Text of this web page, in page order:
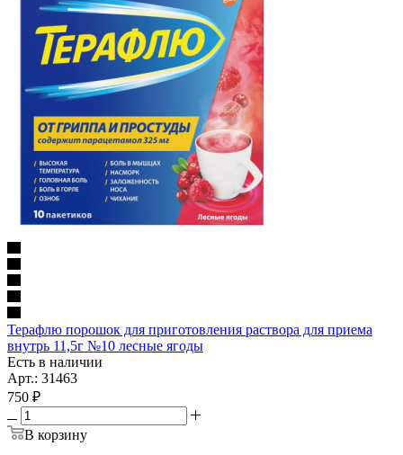
Терафлю порошок для приготовления раствора для приема
внутрь 11,5г №10 лесные ягоды
Есть в наличии
Арт.: 31463
750 ₽
В корзину